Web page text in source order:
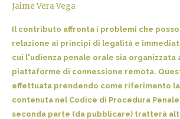
Jaime Vera Vega
Il contributo affronta i problemi che
relazione ai principi di legalità e
cui l'udienza penale orale sia organizzata
piattaforme di connessione remota.
effettuata prendendo come riferimento
contenuta nel Codice di Procedura
seconda parte (da pubblicare) tratterà